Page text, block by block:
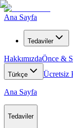
Ana Sayfa
Tedaviler
HakkımızdaÖnce &
Türkçe Ücretsiz
Ana Sayfa
Tedaviler